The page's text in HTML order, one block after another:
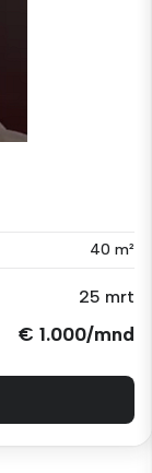
40 m²
25 mrt
€ 1.000/mnd